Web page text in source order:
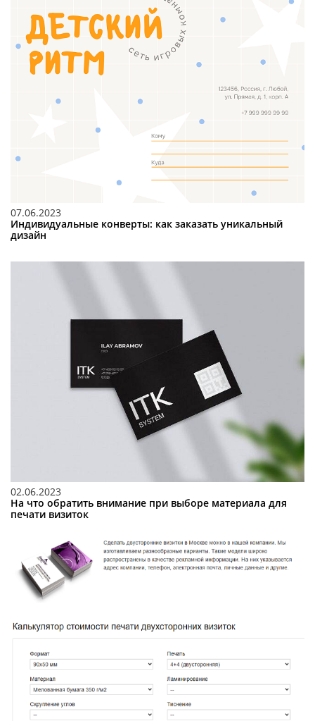
07.06.2023
Индивидуальные конверты: как заказать уникальный
дизайн
02.06.2023
На что обратить внимание при выборе материала для
печати визиток